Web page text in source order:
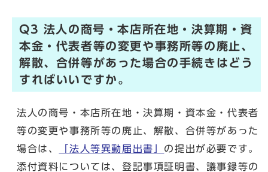
Q3 法人の商号・本店所在地・決算期・資
本金・代表者等の変更や事務所等の廃止、
解散、合併等があった場合の手続きはどう
すればいいですか。
法人の商号・本店所在地・決算期・資本金・代表者
等の変更や事務所等の廃止、解散、合併等があった
場合は、
「法人等異動届出書」 の提出が必要です。
添付資料については、登記事項証明書、議事録等の